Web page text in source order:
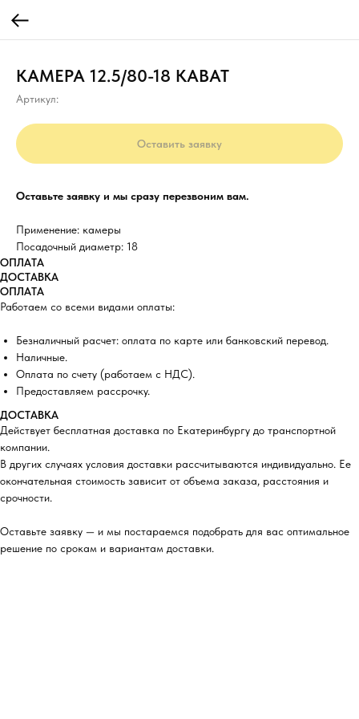
КАМЕРА 12.5/80-18 KABAT
Артикул:
Оставить заявку
Оставьте заявку и мы сразу перезвоним вам.
Применение: камеры
Посадочный диаметр: 18
ОПЛАТА
ДОСТАВКА
ОПЛАТА
Работаем со всеми видами оплаты:
Безналичный расчет: оплата по карте или банковский перевод.
Наличные.
Оплата по счету (работаем с НДС).
Предоставляем рассрочку.
ДОСТАВКА
Действует бесплатная доставка по Екатеринбургу до транспортной
компании.
В других случаях условия доставки рассчитываются индивидуально. Ее
окончательная стоимость зависит от объема заказа, расстояния и
срочности.
Оставьте заявку — и мы постараемся подобрать для вас оптимальное
решение по срокам и вариантам доставки.